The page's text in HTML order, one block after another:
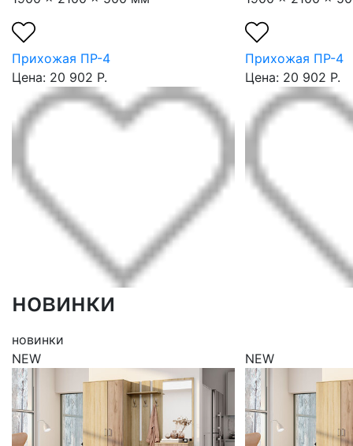
Прихожая ПР-4
Цена: 20 902 Р.
Прихожая ПР-4
Цена: 20 902 Р.
новинки
новинки
NEW
NEW